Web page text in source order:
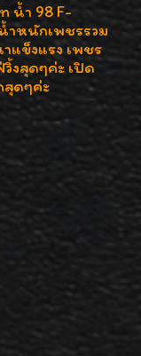
น้ำ 98 F-
ำหนักเพชรรวม
แข็งแรง เพชร
งสุดๆค่ะ เปิด
สุดๆค่ะ